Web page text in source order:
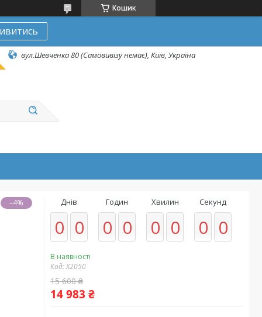
Кошик
вул.Шевченка 80 (Самовивізу немає), Київ, Україна
–4% Днів
0 0
Годин
0 0
Хвилин
0 0
Секунд
0 0
В наявності
Код:X2050
15 600 ₴
14 983 ₴